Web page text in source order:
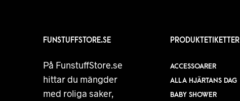
FUNSTUFFSTORE.SE
På FunstuffStore.se
hittar du mängder
med roliga saker,
PRODUKTETIKETTER
ACCESSOARER
ALLA HJÄRTANS DAG
BABY SHOWER